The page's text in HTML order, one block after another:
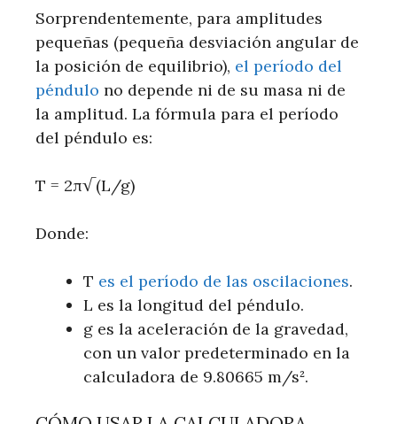
Sorprendentemente, para amplitudes
pequeñas (pequeña desviación angular de
la posición de equilibrio), el período del
péndulo no depende ni de su masa ni de
la amplitud. La fórmula para el período
del péndulo es:
T = 2π√(L/g)
Donde:
T es el período de las oscilaciones.
L es la longitud del péndulo.
g es la aceleración de la gravedad,
con un valor predeterminado en la
calculadora de 9.80665 m/s².